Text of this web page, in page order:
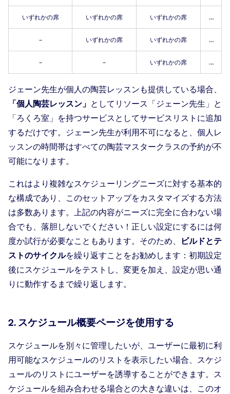
いずれかの席 いずれかの席 いずれかの席 …
– いずれかの席 いずれかの席 …
– – いずれかの席 …
ジェーン先生が個人の陶芸レッスンも提供している場合、
「個人陶芸レッスン」 としてリソース「ジェーン先生」と
「ろくろ室」を持つサービスとしてサービスリストに追加
するだけです。ジェーン先生が利用不可になると、個人レ
ッスンの時間帯はすべての陶芸マスタークラスの予約が不
可能になります。
これはより複雑なスケジューリングニーズに対する基本的
な構成であり、このセットアップをカスタマイズする方法
は多数あります。上記の内容がニーズに完全に合わない場
合でも、落胆しないでください！正しい設定にするには何
度か試行が必要なこともあります。そのため、
ビルドとテ
ストのサイクルを繰り返すことをお勧めします：初期設定
後にスケジュールをテストし、変更を加え、設定が思い通
りに動作するまで繰り返します。
2. スケジュール概要ページを使用する
スケジュールを別々に管理したいが、ユーザーに最初に利
用可能なスケジュールのリストを表示したい場合、スケジ
ュールのリストにユーザーを誘導することができます。ス
ケジュールを組み合わせる場合との大きな違いは、このオ